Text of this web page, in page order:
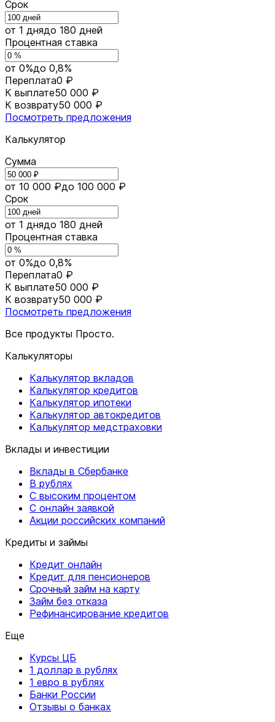
Срок
от 1 днядо 180 дней
Процентная ставка
от 0%до 0,8%
Переплата0 ₽
К выплате50 000 ₽
К возврату50 000 ₽
Посмотреть предложения
Калькулятор
Сумма
от 10 000 ₽до 100 000 ₽
Срок
от 1 днядо 180 дней
Процентная ставка
от 0%до 0,8%
Переплата0 ₽
К выплате50 000 ₽
К возврату50 000 ₽
Посмотреть предложения
Все продукты Просто.
Калькуляторы
Калькулятор вкладов
Калькулятор кредитов
Калькулятор ипотеки
Калькулятор автокредитов
Калькулятор медстраховки
Вклады и инвестиции
Вклады в Сбербанке
В рублях
С высоким процентом
С онлайн заявкой
Акции российских компаний
Кредиты и займы
Кредит онлайн
Кредит для пенсионеров
Срочный займ на карту
Займ без отказа
Рефинансирование кредитов
Еще
Курсы ЦБ
1 доллар в рублях
1 евро в рублях
Банки России
Отзывы о банках